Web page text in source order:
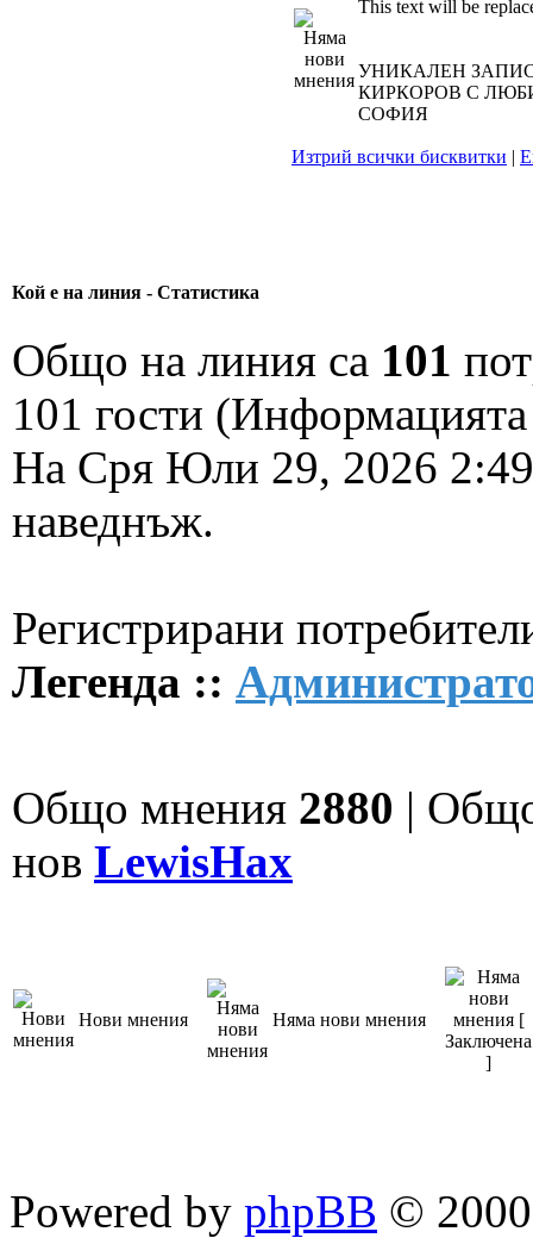
This text will be
УНИКАЛЕН
КИРКОРОВ С
СОФИЯ
Изтрий всички бисквитки |
Кой е на линия - Статистика
Общо на линия са 101
101 гости
На Сря Юли 29, 2026
наведнъж.
Регистрирани
Легенда ::
Общо мнения 2880 |
нов LewisHax
Нови мнения Няма нови мнения
Powered by phpBB ©